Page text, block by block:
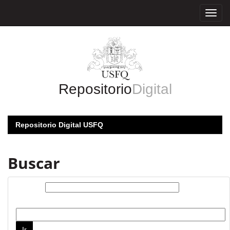
RepositorioDigital
Repositorio Digital USFQ
Buscar